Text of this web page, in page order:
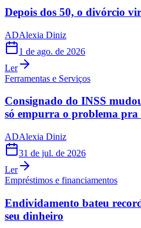
Depois dos 50, o divórcio
ADAlexia Diniz
1 de ago. de 2026
Ler
Ferramentas e Serviços
Consignado do INSS
só empurra o problema pra
ADAlexia Diniz
31 de jul. de 2026
Ler
Empréstimos e financiamentos
Endividamento bateu
seu dinheiro